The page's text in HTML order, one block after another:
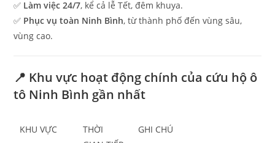
✅ Làm việc 24/7, kể cả lễ Tết, đêm khuya.
✅ Phục vụ toàn Ninh Bình, từ thành phố đến vùng sâu,
vùng cao.
📍 Khu vực hoạt động chính của cứu hộ ô
tô Ninh Bình gần nhất
KHU VỰC
THỜI
GHI CHÚ